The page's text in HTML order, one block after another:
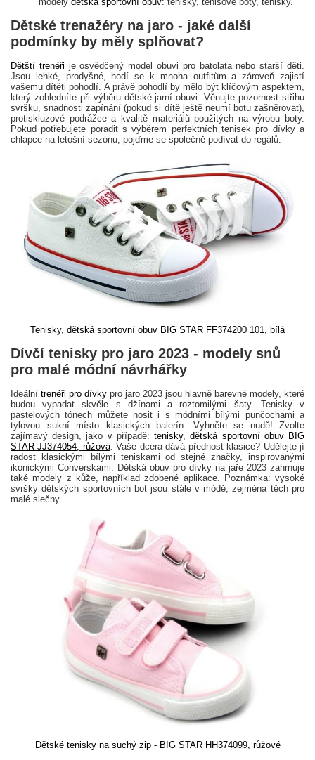
Dětské trenažéry na jaro - jaké další
podmínky by měly splňovat?
Dětští trenéři je osvědčený model obuvi pro batolata nebo starší děti.
Jsou lehké, prodyšné, hodí se k mnoha outfitům a zároveň zajistí
vašemu dítěti pohodlí. A právě pohodlí by mělo být klíčovým aspektem,
který zohledníte při výběru dětské jarní obuvi. Věnujte pozornost střihu
svršku, snadnosti zapínání (pokud si dítě ještě neumí botu zašněrovat),
protiskluzové podrážce a kvalitě materiálů použitých na výrobu boty.
Pokud potřebujete poradit s výběrem perfektních tenisek pro dívky a
chlapce na letošní sezónu, pojďme se společně podívat do regálů.
Tenisky, dětská sportovní obuv BIG STAR FF374200 101, bílá
Dívčí tenisky pro jaro 2023 - modely snů
pro malé módní návrhářky
Ideální trenéři pro dívky pro jaro 2023 jsou hlavně barevné modely, které
budou vypadat skvěle s džínami a roztomilými šaty. Tenisky v
pastelových tónech můžete nosit i s módními bílými punčochami a
tylovou sukní místo klasických balerín. Vyhněte se nudě! Zvolte
zajímavý design, jako v případě:tenisky, dětská sportovní obuv BIG
STAR JJ374054, růžová. Vaše dcera dává přednost klasice? Udělejte jí
radost klasickými bílými teniskami od stejné značky, inspirovanými
ikonickými Converskami. Dětská obuv pro dívky na jaře 2023 zahrnuje
také modely z kůže, například zdobené aplikace. Poznámka: vysoké
svršky dětských sportovních bot jsou stále v módě, zejména těch pro
malé slečny.
Dětské tenisky na suchý zip - BIG STAR HH374099, růžové